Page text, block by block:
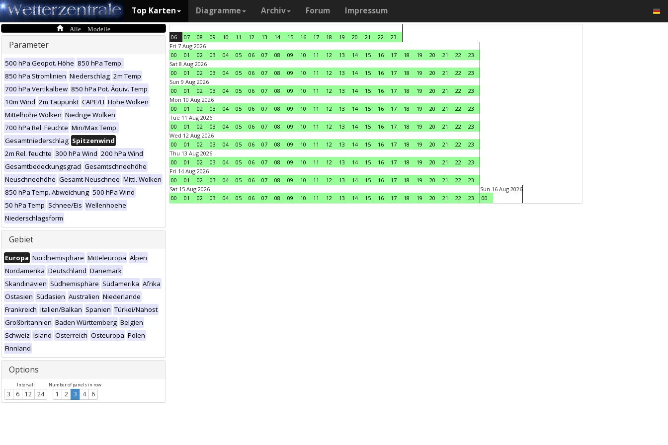
Top Karten Diagramme Archiv Forum Impressum
Alle Modelle
Parameter
500 hPa Geopot. Höhe 850 hPa Temp.
850 hPa Stromlinien Niederschlag 2m Temp
700 hPa Vertikalbew 850 hPa Pot. Äquiv. Temp
10m Wind 2m Taupunkt CAPE/LI Hohe Wolken
Mittelhohe Wolken Niedrige Wolken
700 hPa Rel. Feuchte Min/Max Temp.
Gesamtniederschlag Spitzenwind
2m Rel. feuchte 300 hPa Wind 200 hPa Wind
Gesamtbedeckungsgrad Gesamtschneehöhe
Neuschneehöhe Gesamt-Neuschnee Mittl. Wolken
850 hPa Temp. Abweichung 500 hPa Wind
50 hPa Temp Schnee/Eis Wellenhoehe
Niederschlagsform
Gebiet
Europa Nordhemisphäre Mitteleuropa Alpen
Nordamerika Deutschland Dänemark
Skandinavien Südhemisphäre Südamerika Afrika
Ostasien Südasien Australien Niederlande
Frankreich Italien/Balkan Spanien Türkei/Nahost
Großbritannien Baden Württemberg Belgien
Schweiz Island Österreich Osteuropa Polen
Finnland
Options
Intervall
3 6 12 24
Number of panels in row
1 2 3 4 6
06 07 08 09 10 11 12 13 14 15 16 17 18 19 20 21 22
23
Fri 7 Aug 2026
00
01 02 03 04 05 06 07 08 09 10 11 12 13 14 15 16 17 18 19 20 21 22
23
Sat 8 Aug 2026
00
01 02 03 04 05 06 07 08 09 10 11 12 13 14 15 16 17 18 19 20 21 22
23
Sun 9 Aug 2026
00
01 02 03 04 05 06 07 08 09 10 11 12 13 14 15 16 17 18 19 20 21 22
23
Mon 10 Aug 2026
00
01 02 03 04 05 06 07 08 09 10 11 12 13 14 15 16 17 18 19 20 21 22
23
Tue 11 Aug 2026
00
01 02 03 04 05 06 07 08 09 10 11 12 13 14 15 16 17 18 19 20 21 22
23
Wed 12 Aug 2026
00
01 02 03 04 05 06 07 08 09 10 11 12 13 14 15 16 17 18 19 20 21 22
23
Thu 13 Aug 2026
00
01 02 03 04 05 06 07 08 09 10 11 12 13 14 15 16 17 18 19 20 21 22
23
Fri 14 Aug 2026
00
01 02 03 04 05 06 07 08 09 10 11 12 13 14 15 16 17 18 19 20 21 22
23
Sat 15 Aug 2026
00
01 02 03 04 05 06 07 08 09 10 11 12 13 14 15 16 17 18 19 20 21 22 23
Sun 16 Aug 2026
00